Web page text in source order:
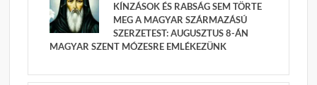
KÍNZÁSOK ÉS RABSÁG SEM TÖRTE
MEG A MAGYAR SZÁRMAZÁSÚ
SZERZETEST: AUGUSZTUS 8-ÁN
MAGYAR SZENT MÓZESRE EMLÉKEZÜNK